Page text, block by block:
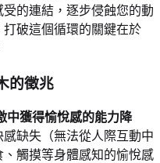
的連結，逐步侵蝕您的動
破這個循環的關鍵在於
的徵兆
中獲得愉悅感的能力降
感缺失（無法從人際互動中
觸摸等身體感知的愉悅感